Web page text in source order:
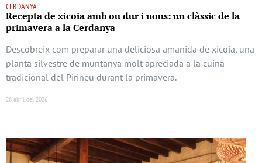
CERDANYA
Recepta de xicoia amb ou dur i nous: un clàssic de la
primavera a la Cerdanya
Descobreix com preparar una deliciosa amanida de xicoia, una
planta silvestre de muntanya molt apreciada a la cuina
tradicional del Pirineu durant la primavera.
28 abril del 2026